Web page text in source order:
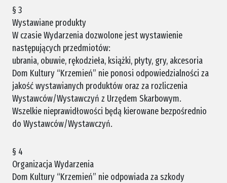
§ 3
Wystawiane produkty
W czasie Wydarzenia dozwolone jest wystawienie
następujących przedmiotów:
ubrania, obuwie, rękodzieła, książki, płyty, gry, akcesoria
Dom Kultury “Krzemień” nie ponosi odpowiedzialności za
jakość wystawianych produktów oraz za rozliczenia
Wystawców/Wystawczyń z Urzędem Skarbowym.
Wszelkie nieprawidłowości będą kierowane bezpośrednio
do Wystawców/Wystawczyń.
§ 4
Organizacja Wydarzenia
Dom Kultury “Krzemień” nie odpowiada za szkody